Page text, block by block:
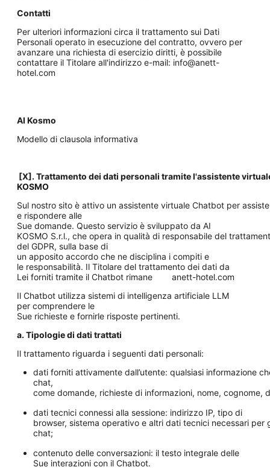
Contatti
Per ulteriori informazioni circa il trattamento sui Dati
Personali operato in esecuzione del contratto, ovvero per
avanzare una richiesta di esercizio diritti, è possibile
contattare il Titolare all'indirizzo e-mail: info@anett-
hotel.com
AI Kosmo
Modello di clausola informativa
[X]. Trattamento dei dati personali tramite l'assistente
KOSMO
Sul nostro sito è attivo un assistente virtuale Chatbot per
e rispondere alle
Sue domande. Questo servizio è sviluppato da AI
KOSMO S.r.l., che opera in qualità di responsabile del
del GDPR, sulla base di
un apposito accordo che ne disciplina i compiti e
le responsabilità. Il Titolare del trattamento dei dati da
Lei forniti tramite il Chatbot rimane anett-hotel.com
Il Chatbot utilizza sistemi di intelligenza artificiale LLM
per comprendere le
Sue richieste e fornirle risposte pertinenti.
a. Tipologie di dati trattati
Il trattamento riguarda i seguenti dati personali:
dati forniti attivamente dall’utente: qualsiasi informazione
chat,
come domande, richieste di informazioni, nome,
dati tecnici connessi alla sessione: indirizzo IP, tipo di
browser, sistema operativo e altri dati tecnici necessari
chat;
contenuto delle conversazioni: il testo integrale delle
Sue interazioni con il Chatbot.